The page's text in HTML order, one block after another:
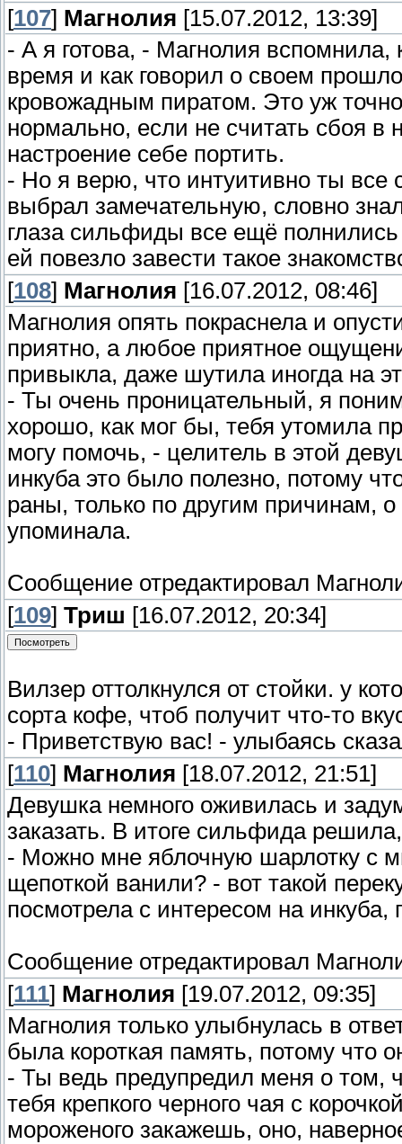
[107] Магнолия [15.07.2012, 13:39]
- А я готова, - Магнолия вспомнила,
время и как говорил о своем
кровожадным пиратом. Это уж
нормально, если не считать сбоя в
настроение себе портить.
- Но я верю, что интуитивно ты
выбрал замечательную, словно
глаза сильфиды все ещё
ей повезло завести такое
[108] Магнолия [16.07.2012, 08:46]
Магнолия опять покраснела и
приятно, а любое приятное
привыкла, даже шутила иногда на
- Ты очень проницательный, я
хорошо, как мог бы, тебя утомила
могу помочь, - целитель в этой
инкуба это было полезно, потому
раны, только по другим причинам,
упоминала.
Сообщение отредактировал
[109] Триш [16.07.2012, 20:34]
Вилзер оттолкнулся от стойки. у
сорта кофе, чтоб получит что-то
- Приветствую вас! - улыбаясь
[110] Магнолия [18.07.2012, 21:51]
Девушка немного оживилась и
заказать. В итоге сильфида
- Можно мне яблочную шарлотку с
щепоткой ванили? - вот такой
посмотрела с интересом на инкуба,
Сообщение отредактировал
[111] Магнолия [19.07.2012, 09:35]
Магнолия только улыбнулась в
была короткая память, потому что
- Ты ведь предупредил меня о том,
тебя крепкого черного чая с
мороженого закажешь, оно,